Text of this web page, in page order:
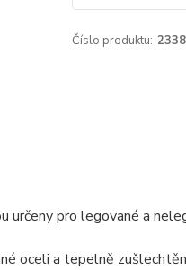
Číslo produktu:
pro legované a
oceli a tepelně